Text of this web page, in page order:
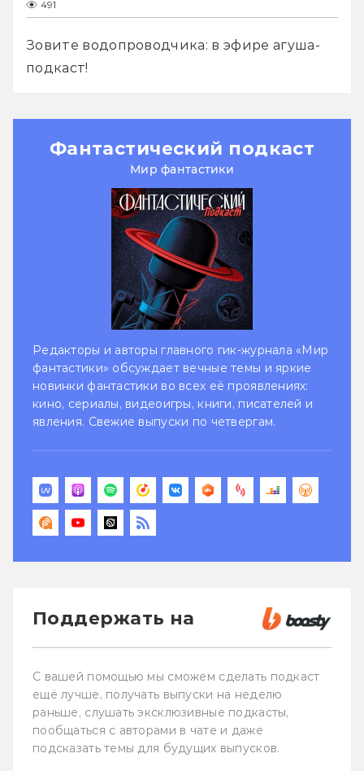
491
Зовите водопроводчика: в эфире агуша-
подкаст!
Фантастический подкаст
Мир фантастики
Редакторы и авторы главного гик-журнала «Мир
фантастики» обсуждает вечные темы и яркие
новинки фантастики во всех её проявлениях:
кино, сериалы, видеоигры, книги, писателей и
явления. Свежие выпуски по четвергам.
Поддержать на
С вашей помощью мы сможем сделать подкаст
ещё лучше, получать выпуски на неделю
раньше, слушать эксклюзивные подкасты,
пообщаться с авторами в чате и даже
подсказать темы для будущих выпусков.